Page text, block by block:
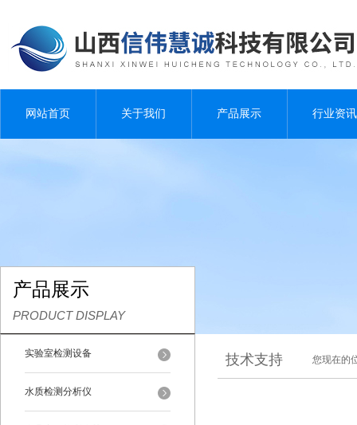
网站首页 关于我们 产品展示 行业资讯
产品展示
PRODUCT DISPLAY
实验室检测设备
水质检测分析仪
技术支持 您现在的